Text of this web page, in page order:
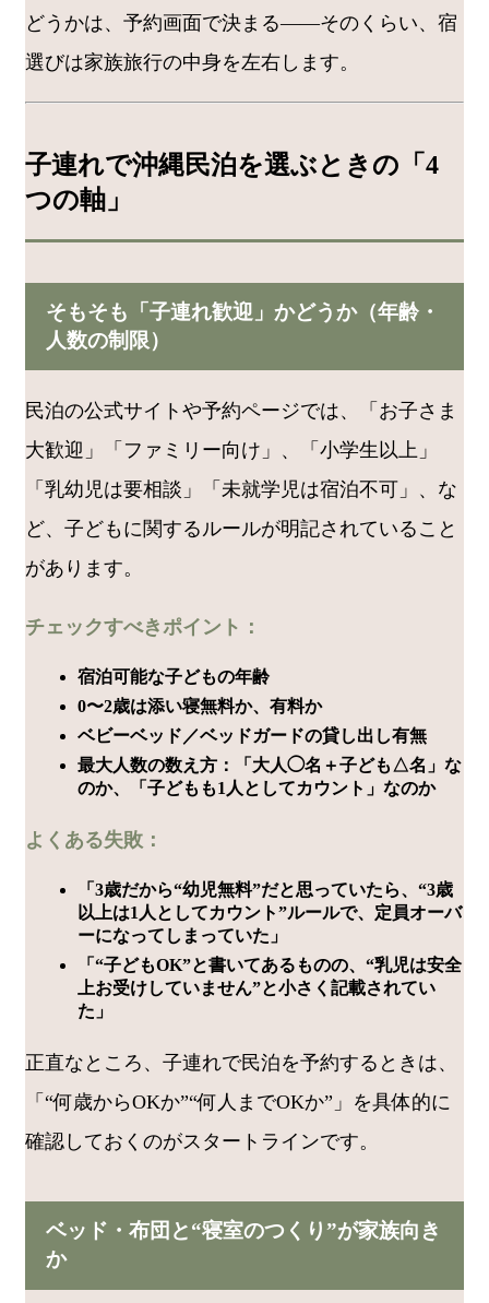
どうかは、予約画面で決まる――そのくらい、宿
選びは家族旅行の中身を左右します。
子連れで沖縄民泊を選ぶときの「4
つの軸」
そもそも「子連れ歓迎」かどうか（年齢・
人数の制限）
民泊の公式サイトや予約ページでは、「お子さま
大歓迎」「ファミリー向け」、「小学生以上」
「乳幼児は要相談」「未就学児は宿泊不可」、な
ど、子どもに関するルールが明記されていること
があります。
チェックすべきポイント：
宿泊可能な子どもの年齢
0〜2歳は添い寝無料か、有料か
ベビーベッド／ベッドガードの貸し出し有無
最大人数の数え方：「大人◯名＋子ども△名」な
のか、「子どもも1人としてカウント」なのか
よくある失敗：
「3歳だから“幼児無料”だと思っていたら、“3歳
以上は1人としてカウント”ルールで、定員オーバ
ーになってしまっていた」
「“子どもOK”と書いてあるものの、“乳児は安全
上お受けしていません”と小さく記載されてい
た」
正直なところ、子連れで民泊を予約するときは、
「“何歳からOKか”“何人までOKか”」を具体的に
確認しておくのがスタートラインです。
ベッド・布団と“寝室のつくり”が家族向き
か